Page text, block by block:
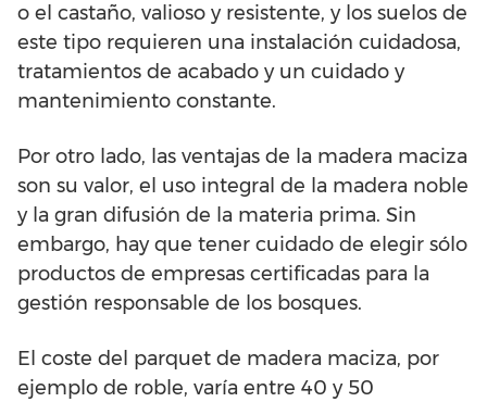
o el castaño, valioso y resistente, y los suelos de
este tipo requieren una instalación cuidadosa,
tratamientos de acabado y un cuidado y
mantenimiento constante.
Por otro lado, las ventajas de la madera maciza
son su valor, el uso integral de la madera noble
y la gran difusión de la materia prima. Sin
embargo, hay que tener cuidado de elegir sólo
productos de empresas certificadas para la
gestión responsable de los bosques.
El coste del parquet de madera maciza, por
ejemplo de roble, varía entre 40 y 50